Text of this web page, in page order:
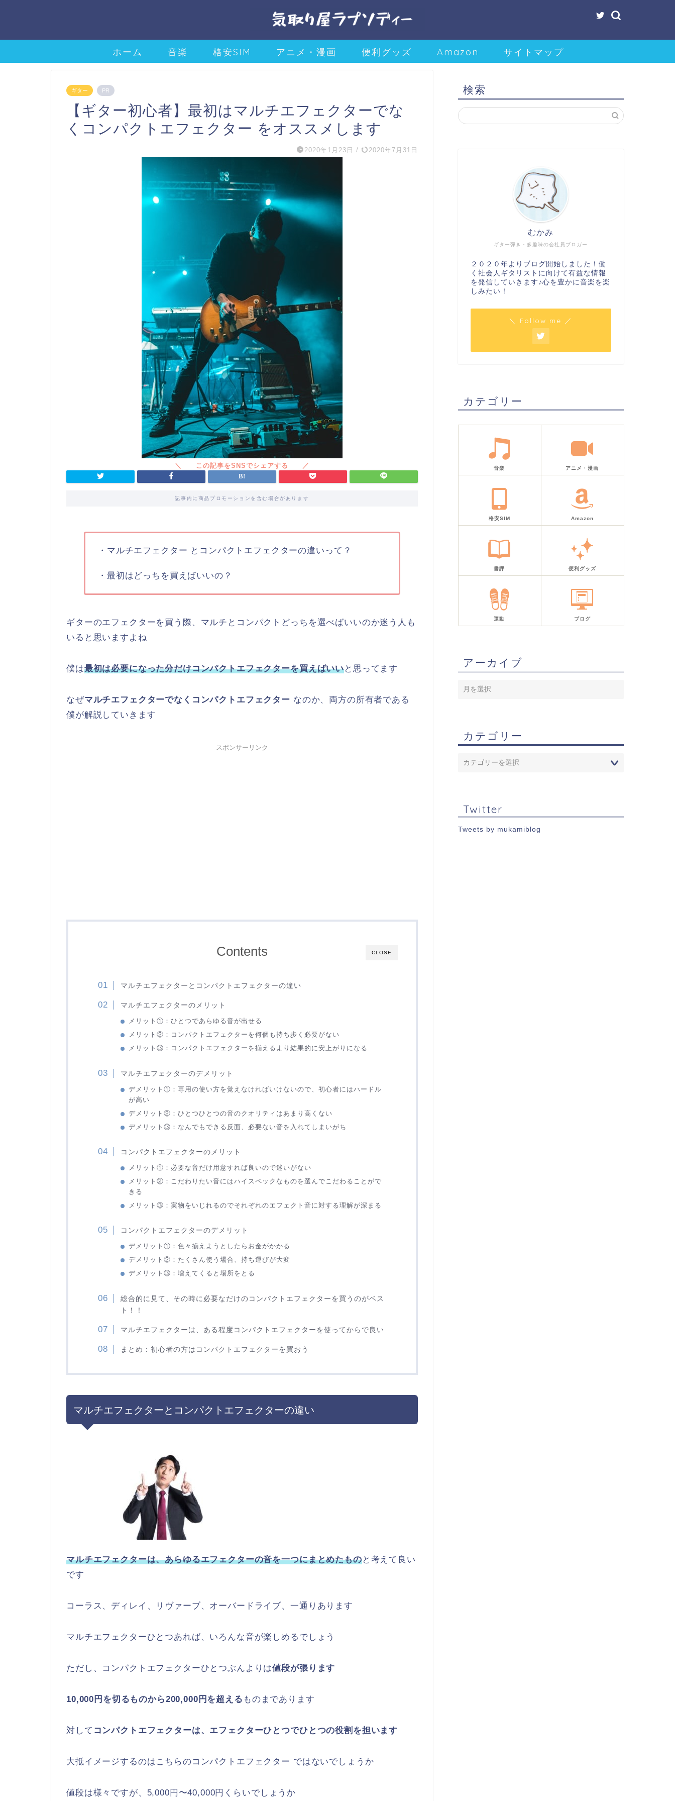
ホーム 音楽 格安SIM アニメ・漫画 便利グッズ Amazon サイトマップ
ギター PR
【ギター初心者】最初はマルチエフェクターでな
くコンパクトエフェクター をオススメします
2020年1月23日 / 2020年7月31日
記事内に商品プロモーションを含む場合があります
・マルチエフェクター とコンパクトエフェクターの違いって？
・最初はどっちを買えばいいの？
ギターのエフェクターを買う際、マルチとコンパクトどっちを選べばいいのか迷う人も
いると思いますよね
僕は最初は必要になった分だけコンパクトエフェクターを買えばいいと思ってます
なぜマルチエフェクターでなくコンパクトエフェクター なのか、両方の所有者である
僕が解説していきます
スポンサーリンク
CLOSE
Contents
マルチエフェクターとコンパクトエフェクターの違い
マルチエフェクターのメリット
メリット①：ひとつであらゆる音が出せる
メリット②：コンパクトエフェクターを何個も持ち歩く必要がない
メリット③：コンパクトエフェクターを揃えるより結果的に安上がりになる
マルチエフェクターのデメリット
デメリット①：専用の使い方を覚えなければいけないので、初心者にはハードル
が高い
デメリット②：ひとつひとつの音のクオリティはあまり高くない
デメリット③：なんでもできる反面、必要ない音を入れてしまいがち
コンパクトエフェクターのメリット
メリット①：必要な音だけ用意すれば良いので迷いがない
メリット②：こだわりたい音にはハイスペックなものを選んでこだわることがで
きる
メリット③：実物をいじれるのでそれぞれのエフェクト音に対する理解が深まる
コンパクトエフェクターのデメリット
デメリット①：色々揃えようとしたらお金がかかる
デメリット②：たくさん使う場合、持ち運びが大変
デメリット③：増えてくると場所をとる
総合的に見て、その時に必要なだけのコンパクトエフェクターを買うのがベス
ト！！
マルチエフェクターは、ある程度コンパクトエフェクターを使ってからで良い
まとめ：初心者の方はコンパクトエフェクターを買おう
マルチエフェクターとコンパクトエフェクターの違い
マルチエフェクターは、あらゆるエフェクターの音を一つにまとめたものと考えて良い
です
コーラス、ディレイ、リヴァーブ、オーバードライブ、一通りあります
マルチエフェクターひとつあれば、いろんな音が楽しめるでしょう
ただし、コンパクトエフェクターひとつぶんよりは値段が張ります
10,000円を切るものから200,000円を超える ものまであります
対して コンパクトエフェクターは、エフェクターひとつでひとつの役割を担います
大抵イメージするのはこちらのコンパクトエフェクター ではないでしょうか
値段は様々ですが、5,000円〜40,000円くらいでしょうか
検索
ギター弾き・多趣味の会社員ブロガー
むかみ
２０２０年よりブログ開始しました！働
く社会人ギタリストに向けて有益な情報
を発信していきます♪心を豊かに音楽を楽
しみたい！
＼ Follow me ／
カテゴリー
音楽 アニメ・漫画
格安SIM Amazon
書評 便利グッズ
運動 ブログ
アーカイブ
カテゴリー
Twitter
Tweets by mukamiblog